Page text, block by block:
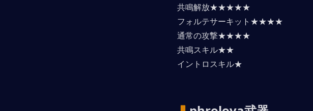
共鳴解放★★★★★
フォルテサーキット★★★★
通常の攻撃★★★★
共鳴スキル★★
イントロスキル★